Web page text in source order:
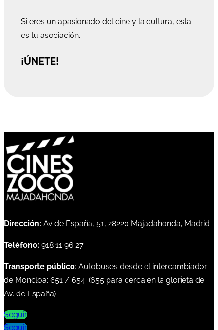
Si eres un apasionado del cine y la cultura, esta
es tu asociación.
¡ÚNETE!
Dirección: Av de España, 51, 28220 Majadahonda, Madrid
Teléfono: 918 11 96 27
Transporte público: Autobuses desde el intercambiador
de Moncloa: 651 / 654. (655 para cerca en la glorieta de
Av. de España)
Seguir
Seguir